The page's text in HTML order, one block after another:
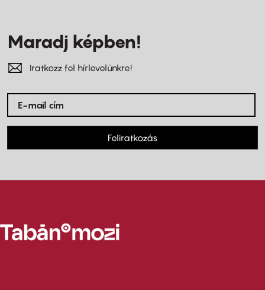
Maradj képben!
Iratkozz fel hírlevelünkre!
Feliratkozás